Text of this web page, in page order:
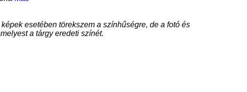
esetében törekszem a színhűségre, de a fotó és
a tárgy eredeti színét.